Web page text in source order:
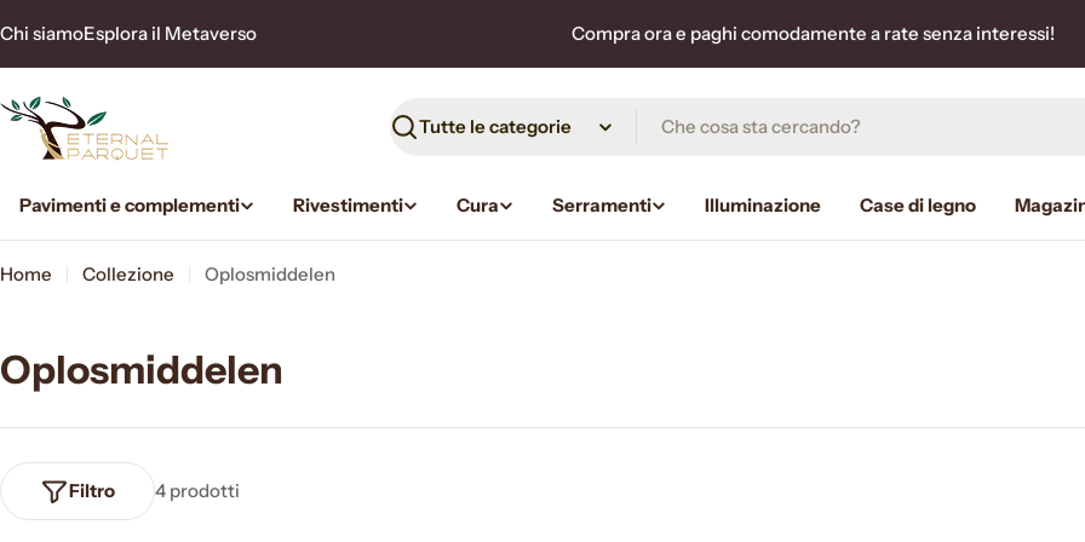
al
contenuto
Chi siamoEsplora il Metaverso Compra ora e paghi comodamente a rate senza interessi!
Ricerca
Pavimenti e complementi Rivestimenti Cura Serramenti Illuminazione Case di legno
Home Collezione Oplosmiddelen
Oplosmiddelen
4 prodotti
Filtro